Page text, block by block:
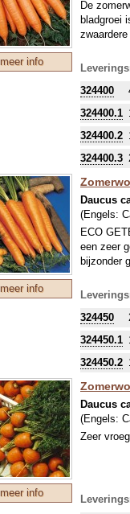
meer info
De
bladgroei
324400
324400.1
324400.2
324400.3
meer info
Daucus
(Engels:
ECO
een zeer
bijzonder
324450
324450.1
324450.2
meer info
Daucus
(Engels:
Zeer